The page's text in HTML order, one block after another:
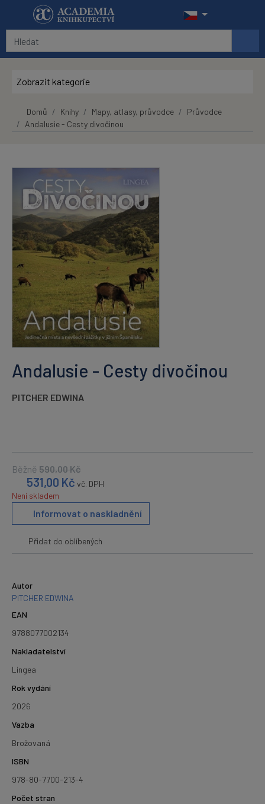
Přeskočit na hlavní obsah
Zobrazit kategorie
Domů Knihy Mapy, atlasy, průvodce
Průvodce
Andalusie - Cesty divočinou
Andalusie - Cesty divočinou
PITCHER EDWINA
Běžně 590,00Kč
531,00 Kč vč. DPH
Není skladem
Informovat o naskladnění
Přidat do oblíbených
Autor
PITCHER EDWINA
EAN
9788077002134
Nakladatelství
Lingea
Rok vydání
2026
Vazba
Brožovaná
ISBN
978-80-7700-213-4
Počet stran